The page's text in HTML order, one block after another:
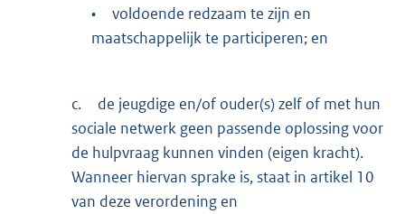
•
voldoende redzaam te zijn en
maatschappelijk te participeren; en
c.
de jeugdige en/of ouder(s) zelf of met hun
sociale netwerk geen passende oplossing voor
de hulpvraag kunnen vinden (eigen kracht).
Wanneer hiervan sprake is, staat in artikel 10
van deze verordening en